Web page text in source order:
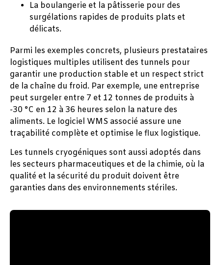
La boulangerie et la pâtisserie pour des
surgélations rapides de produits plats et
délicats.
Parmi les exemples concrets, plusieurs prestataires
logistiques multiples utilisent des tunnels pour
garantir une production stable et un respect strict
de la chaîne du froid. Par exemple, une entreprise
peut surgeler entre 7 et 12 tonnes de produits à
-30 °C en 12 à 36 heures selon la nature des
aliments. Le logiciel WMS associé assure une
traçabilité complète et optimise le flux logistique.
Les tunnels cryogéniques sont aussi adoptés dans
les secteurs pharmaceutiques et de la chimie, où la
qualité et la sécurité du produit doivent être
garanties dans des environnements stériles.